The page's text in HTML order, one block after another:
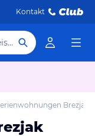
Kontakt
Hotel, Reiseziel
Brezjak